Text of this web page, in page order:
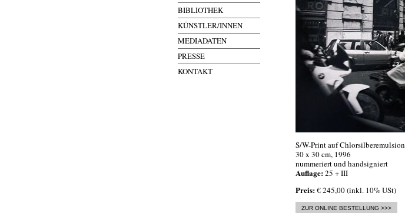
BIBLIOTHEK
KÜNSTLER/INNEN
MEDIADATEN
PRESSE
KONTAKT
S/W-Print auf Chlorsilberemulsion
30 x 30 cm, 1996
nummeriert und handsigniert
Auflage:25 + III
Preis:€ 245,00 (inkl. 10% USt)
ZUR ONLINE BESTELLUNG >>>